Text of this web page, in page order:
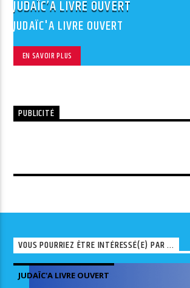
JUDAÏC’A LIVRE OUVERT
JUDAÏC'A LIVRE OUVERT
EN SAVOIR PLUS
PUBLICITÉ
VOUS POURRIEZ ÊTRE INTÉRESSÉ(E) PAR ...
JUDAÏC'A LIVRE OUVERT